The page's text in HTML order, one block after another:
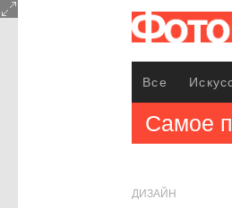
Все
Самое
ДИЗАЙН